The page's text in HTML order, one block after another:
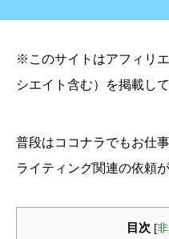
※このサイトはアフィリ
シエイト含む）を掲載して
普段はココナラでもお仕
ライティング関連の依頼
目次 [